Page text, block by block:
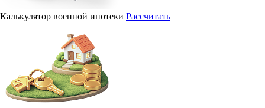
Калькулятор военной ипотеки Рассчитать